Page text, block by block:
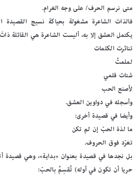
متى نرسم الحرف/ على وجه الغرام.
فالذات الشاعرة مشغولة بحياكة نسيج القصيدة
يكتمل العشق إلا به، أليست الشاعرة هي القائلة
تناثرت الكلمات
لملمتُ
شتات قلمي
لأصنع الحب
وأسجله في دواوين العشق.
وأيضا في قصيدة أخرى:
ما لذة الحبّ إن لم تكن
تغرّد فوق الحروف.
بل نجدها في قصيدة بعنوان «بداية»، وهي قصيدة
حريا أن تكون في أوله) تُقسِمُ بالحبّ: